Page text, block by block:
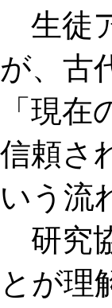
生徒
が、古
「現
信頼さ
いう流
研究
とが理